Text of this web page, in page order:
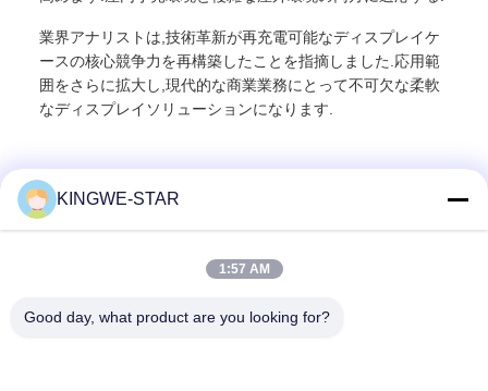
業界アナリストは,技術革新が再充電可能なディスプレイケ
ースの核心競争力を再構築したことを指摘しました.応用範
囲をさらに拡大し,現代的な商業業務にとって不可欠な柔軟
なディスプレイソリューションになります.
4階,ビル4,新田工業区,ベイシシア,フヨン通り,バオアン地区,
KINGWE-STAR
1:57 AM
Good day, what product are you looking for?